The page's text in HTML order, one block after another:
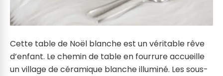
Cette table de Noël blanche est un véritable rêve
d’enfant. Le chemin de table en fourrure accueille
un village de céramique blanche illuminé. Les sous-